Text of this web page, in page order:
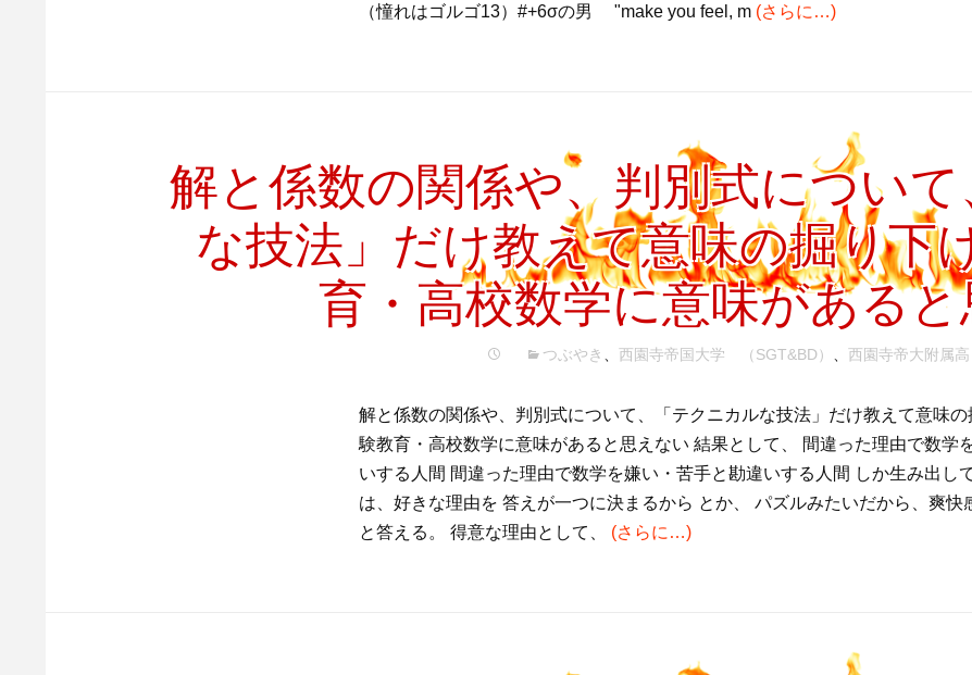
（憧れはゴルゴ13）#+6σの男 "make you feel, m (さらに…)
解と係数の関係や、判別式につい
な技法」だけ教えて意味の掘り下
育・高校数学に意味がある
つぶやき 、西園寺帝国大学 （SGT&BD） 、西園寺帝大附属高
解と係数の関係や、判別式について、「テクニカルな技法」だけ教えて意味
験教育・高校数学に意味があると思えない 結果として、 間違った理由で数学
いする人間 間違った理由で数学を嫌い・苦手と勘違いする人間 しか生み出し
は、好きな理由を 答えが一つに決まるから とか、 パズルみたいだから、爽快
と答える。 得意な理由として、 (さらに…)